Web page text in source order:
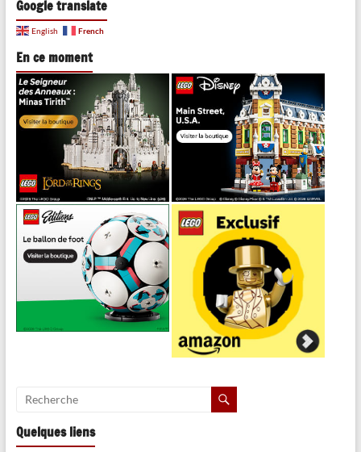
Google translate
English French
En ce moment
Quelques liens